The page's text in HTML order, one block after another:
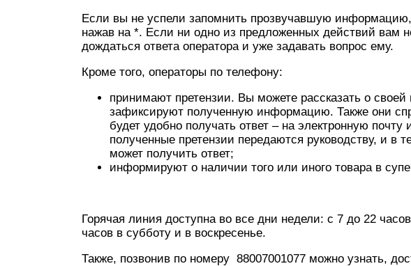
Если вы не успели запомнить прозвучавшую
нажав на *. Если ни одно из предложенных действий вам
дождаться ответа оператора и уже задавать вопрос ему.
Кроме того, операторы по телефону:
принимают претензии. Вы можете рассказать о своей
зафиксируют полученную информацию. Также они
будет удобно получать ответ – на электронную
полученные претензии передаются руководству, и в
может получить ответ;
информируют о наличии того или иного товара в
Горячая линия доступна во все дни недели: с 7 до 22
часов в субботу и в воскресенье.
Также, позвонив по номеру 88007001077 можно узнать,